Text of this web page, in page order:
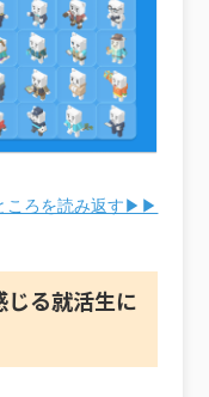
ころを読み返す▶▶
じる就活生に